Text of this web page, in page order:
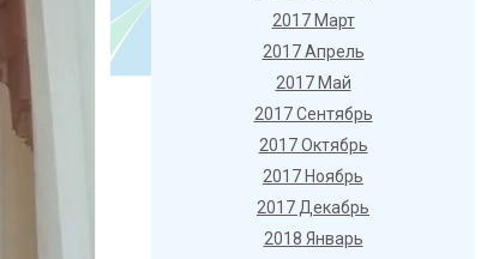
2017 Март
2017 Апрель
2017 Май
2017 Сентябрь
2017 Октябрь
2017 Ноябрь
2017 Декабрь
2018 Январь